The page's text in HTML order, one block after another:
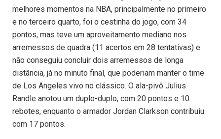
melhores momentos na NBA, principalmente no primeiro
e no terceiro quarto, foi o cestinha do jogo, com 34
pontos, mas teve um aproveitamento mediano nos
arremessos de quadra (11 acertos em 28 tentativas) e
não conseguiu concluir dois arremessos de longa
distância, já no minuto final, que poderiam manter o time
de Los Angeles vivo no clássico. O ala-pivô Julius
Randle anotou um duplo-duplo, com 20 pontos e 10
rebotes, enquanto o armador Jordan Clarkson contribuiu
com 17 pontos.